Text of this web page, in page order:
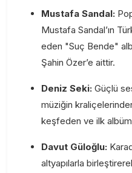
Mustafa Sandal:
Mustafa Sandal’ın
eden "Suç Bende"
Şahin Özer’e aittir.
Deniz Seki: Güçlü
müziğin
keşfeden ve ilk
Davut Güloğlu:
altyapılarla